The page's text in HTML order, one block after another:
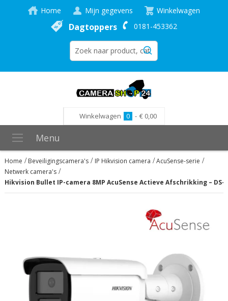
Home Mijn gegevens Winkelwagen
Dagtoppers 0181-453362
Winkelwagen 0 - € 0,00
Menu
Home Beveiligingscamera's IP Hikvision camera
AcuSense-serie
Netwerk camera's
Hikvision Bullet IP-camera 8MP AcuSense Actieve Afschrikking – DS-
afbeeldingen-